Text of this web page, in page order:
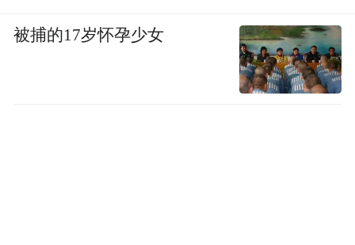
被捕的17岁怀孕少女